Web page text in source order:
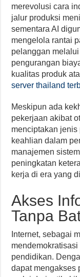
merevolusi cara
jalur produksi
sementara AI
mengelola rantai
pelanggan
pengurangan
kualitas produk
server thailand
Meskipun ada
pekerjaan akibat
menciptakan jenis
keahlian dalam
manajemen
peningkatan
kerja di era yang
Akses
Tanpa
Internet, sebagai
pendidikan.
dapat mengakses